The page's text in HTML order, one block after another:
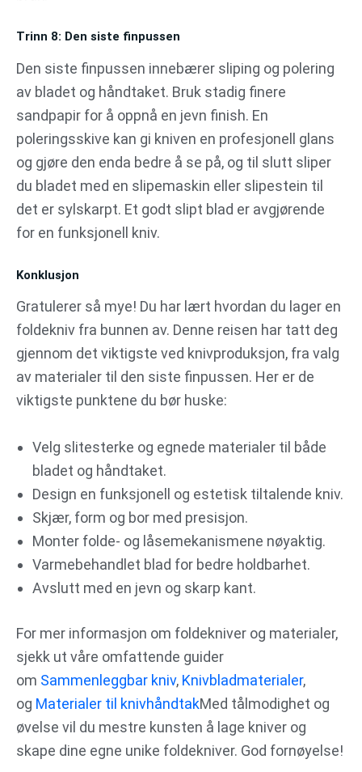
Trinn 8: Den siste finpussen
Den siste finpussen innebærer sliping og polering
av bladet og håndtaket. Bruk stadig finere
sandpapir for å oppnå en jevn finish. En
poleringsskive kan gi kniven en profesjonell glans
og gjøre den enda bedre å se på, og til slutt sliper
du bladet med en slipemaskin eller slipestein til
det er sylskarpt. Et godt slipt blad er avgjørende
for en funksjonell kniv.
Konklusjon
Gratulerer så mye! Du har lært hvordan du lager en
foldekniv fra bunnen av. Denne reisen har tatt deg
gjennom det viktigste ved knivproduksjon, fra valg
av materialer til den siste finpussen. Her er de
viktigste punktene du bør huske:
Velg slitesterke og egnede materialer til både
bladet og håndtaket.
Design en funksjonell og estetisk tiltalende kniv.
Skjær, form og bor med presisjon.
Monter folde- og låsemekanismene nøyaktig.
Varmebehandlet blad for bedre holdbarhet.
Avslutt med en jevn og skarp kant.
For mer informasjon om foldekniver og materialer,
sjekk ut våre omfattende guider
om Sammenleggbar kniv, Knivbladmaterialer,
og Materialer til knivhåndtakMed tålmodighet og
øvelse vil du mestre kunsten å lage kniver og
skape dine egne unike foldekniver. God fornøyelse!